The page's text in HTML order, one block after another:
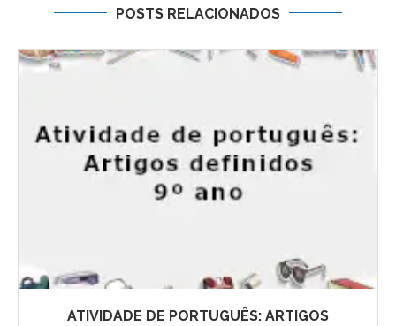
POSTS RELACIONADOS
ATIVIDADE DE PORTUGUÊS: ARTIGOS